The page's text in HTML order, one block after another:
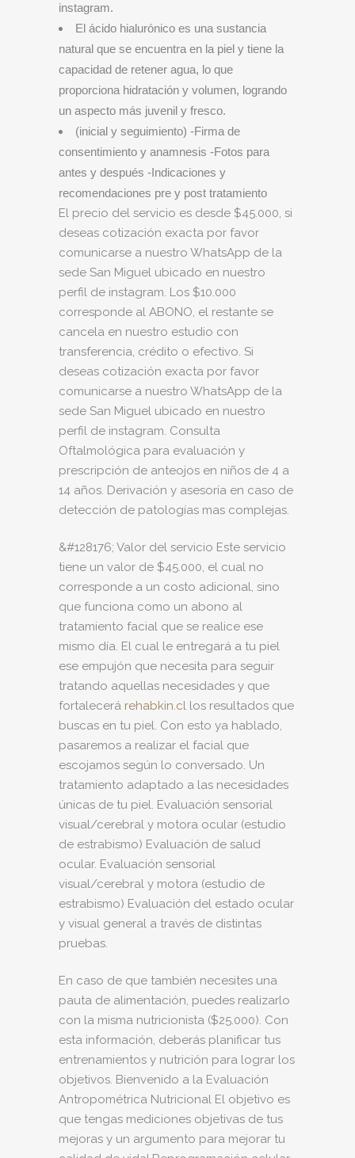
instagram.
El ácido hialurónico es una sustancia
natural que se encuentra en la piel y tiene la
capacidad de retener agua, lo que
proporciona hidratación y volumen, logrando
un aspecto más juvenil y fresco.
(inicial y seguimiento) -Firma de
consentimiento y anamnesis -Fotos para
antes y después -Indicaciones y
recomendaciones pre y post tratamiento
El precio del servicio es desde $45.000, si
deseas cotización exacta por favor
comunicarse a nuestro WhatsApp de la
sede San Miguel ubicado en nuestro
perfil de instagram. Los $10.000
corresponde al ABONO, el restante se
cancela en nuestro estudio con
transferencia, crédito o efectivo. Si
deseas cotización exacta por favor
comunicarse a nuestro WhatsApp de la
sede San Miguel ubicado en nuestro
perfil de instagram. Consulta
Oftalmológica para evaluación y
prescripción de anteojos en niños de 4 a
14 años. Derivación y asesoría en caso de
detección de patologías mas complejas.
&#128176; Valor del servicio Este servicio
tiene un valor de $45.000, el cual no
corresponde a un costo adicional, sino
que funciona como un abono al
tratamiento facial que se realice ese
mismo día. El cual le entregará a tu piel
ese empujón que necesita para seguir
tratando aquellas necesidades y que
fortalecerá rehabkin.cl los resultados que
buscas en tu piel. Con esto ya hablado,
pasaremos a realizar el facial que
escojamos según lo conversado. Un
tratamiento adaptado a las necesidades
únicas de tu piel. Evaluación sensorial
visual/cerebral y motora ocular (estudio
de estrabismo) Evaluación de salud
ocular. Evaluación sensorial
visual/cerebral y motora (estudio de
estrabismo) Evaluación del estado ocular
y visual general a través de distintas
pruebas.
En caso de que también necesites una
pauta de alimentación, puedes realizarlo
con la misma nutricionista ($25.000). Con
esta información, deberás planificar tus
entrenamientos y nutrición para lograr los
objetivos. Bienvenido a la Evaluación
Antropométrica Nutricional El objetivo es
que tengas mediciones objetivas de tus
mejoras y un argumento para mejorar tu